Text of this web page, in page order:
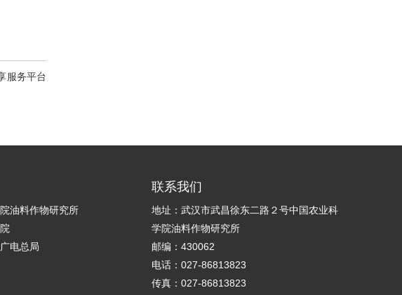
服务平台
油料作物研究所
电总局
联系我们
地址：武汉市武昌徐东二路２号中国农业科
学院油料作物研究所
邮编：430062
电话：027-86813823
传真：027-86813823